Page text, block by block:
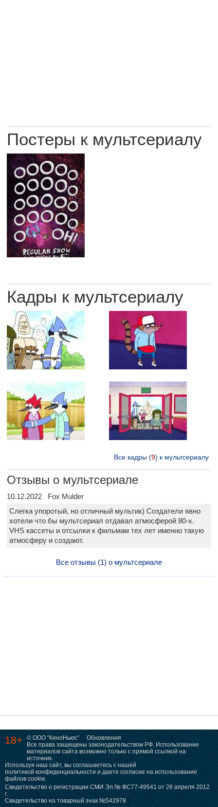
Постеры к мультсериалу
Кадры к мультсериалу
Все кадры (9) к мультсериалу
Отзывы о мультсериале
10.12.2022 Fox Mulder
Слегка упоротый, но отличный мультик) Создатели явно
хотели что бы мультсериал отдавал атмосферой 80-x.
VHS кассеты и отсылки к фильмам тех лет именно такую
атмосферу и создают.
Все отзывы (1) о мультсериале
18+ © ООО "КиноНьюс"
Обновления
Все права защищены законодательством РФ. Использование
материалов сайта возможно только с прямой ссылкой на
источник.
Используя наш сайт, вы соглашаетесь с нашей
политикой конфиденциальности и даете согласие на использование
файлов cookie.
Свидетельство о регистрации СМИ Эл № ФС77-49541 от 26 апреля 2012
г.
Свидетельство на товарный знак №542978